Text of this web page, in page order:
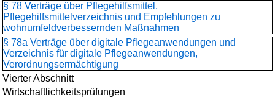
§ 78 Verträge über Pflegehilfsmittel,
Pflegehilfsmittelverzeichnis und Empfehlungen zu
wohnumfeldverbessernden Maßnahmen
§ 78a Verträge über digitale Pflegeanwendungen und
Verzeichnis für digitale Pflegeanwendungen,
Verordnungsermächtigung
Vierter Abschnitt
Wirtschaftlichkeitsprüfungen